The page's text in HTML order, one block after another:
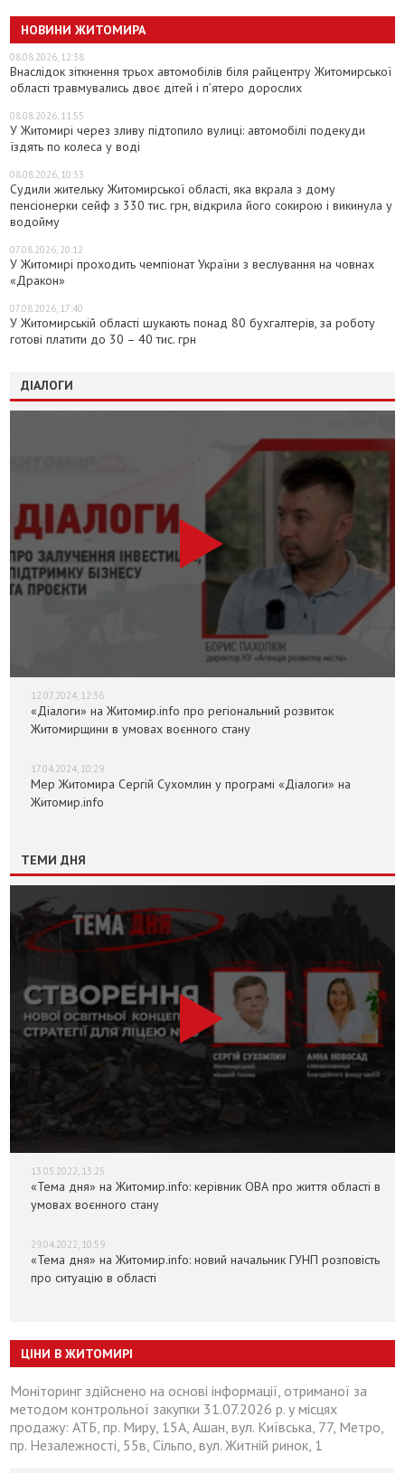
НОВИНИ ЖИТОМИРА
08.08.2026, 12:38
Внаслідок зіткнення трьох автомобілів біля райцентру Житомирської
області травмувались двоє дітей і пʼятеро дорослих
08.08.2026, 11:55
У Житомирі через зливу підтопило вулиці: автомобілі подекуди
їздять по колеса у воді
08.08.2026, 10:33
Судили жительку Житомирської області, яка вкрала з дому
пенсіонерки сейф з 330 тис. грн, відкрила його сокирою і викинула у
водойму
07.08.2026, 20:12
У Житомирі проходить чемпіонат України з веслування на човнах
«Дракон»
07.08.2026, 17:40
У Житомирській області шукають понад 80 бухгалтерів, за роботу
готові платити до 30 – 40 тис. грн
ДІАЛОГИ
12.07.2024, 12:36
«Діалоги» на Житомир.info про регіональний розвиток
Житомирщини в умовах воєнного стану
17.04.2024, 10:29
Мер Житомира Сергій Сухомлин у програмі «Діалоги» на
Житомир.info
ТЕМИ ДНЯ
13.05.2022, 13:25
«Тема дня» на Житомир.info: керівник ОВА про життя області в
умовах воєнного стану
29.04.2022, 10:59
«Тема дня» на Житомир.info: новий начальник ГУНП розповість
про ситуацію в області
ЦІНИ В ЖИТОМИРІ
Моніторинг здійснено на основі інформації, отриманої за
методом контрольної закупки 31.07.2026 р. у місцях
продажу: АТБ, пр. Миру, 15А, Ашан, вул. Київська, 77, Метро,
пр. Незалежності, 55в, Сільпо, вул. Житній ринок, 1